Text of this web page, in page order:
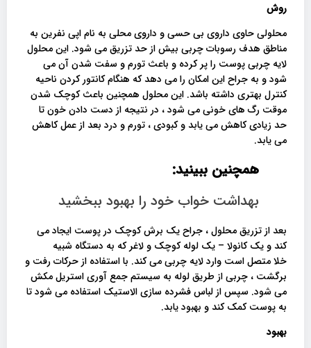
روش
محلولی حاوی داروی بی حسی و داروی محلی به نام اپی نفرین به
مناطق هدف رسوبات چربی بیش از حد تزریق می شود. این محلول
لایه چربی پوست را پر کرده و باعث تورم و سفت شدن آن می
شود و به جراح این امکان را می دهد که هنگام کانتور کردن ناحیه
کنترل بهتری داشته باشد. این محلول همچنین باعث کوچک شدن
موقت رگ های خونی می شود ، در نتیجه از دست دادن خون تا
حد زیادی کاهش می یابد و کبودی ، تورم و درد بعد از عمل کاهش
می یابد.
همچنین ببینید:
بهداشت خواب خود را بهبود ببخشید
بعد از تزریق محلول ، جراح یک برش کوچک در پوست ایجاد می
کند و یک کانولا – یک لوله کوچک و لاغر که به دستگاه شبیه
خلا متصل است وارد لایه چربی می کند. با استفاده از حرکات رفت و
برگشت ، چربی از طریق لوله به سیستم جمع آوری استریل مکش
می شود. سپس از لباس فشرده سازی الاستیک استفاده می شود تا
به پوست کمک کند و بهبود یابد.
بهبود